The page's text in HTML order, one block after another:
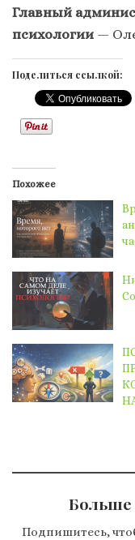
Главный
психологии —
Поделиться ссылкой:
Похожее
Больше
Подпишитесь,